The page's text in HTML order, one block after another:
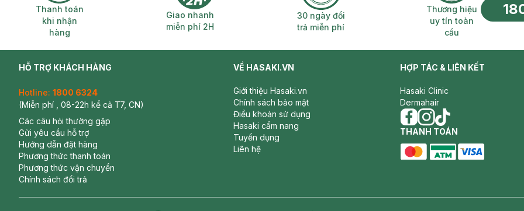
Thanh toán khi nhận hàng
Thanh toán
khi nhận
hàng
Giao nhanh miễn phí 2H
Giao nhanh
miễn phí 2H
30 ngày đổi trả miễn phí
30 ngày đổi
trả miễn phí
Thương hiệu uy
Thương hiệu
uy tín toàn
cầu
HỖ TRỢ KHÁCH HÀNG
Hotline: 1800 6324
(Miễn phí , 08-22h kể cả T7, CN)
Các câu hỏi thường gặp
Gửi yêu cầu hỗ trợ
Hướng dẫn đặt hàng
Phương thức thanh toán
Phương thức vận chuyển
Chính sách đổi trả
VỀ HASAKI.VN
Giới thiệu Hasaki.vn
Chính sách bảo mật
Điều khoản sử dụng
Hasaki cẩm nang
Tuyển dụng
Liên hệ
HỢP TÁC & LIÊN KẾT
Hasaki Clinic
Dermahair
facebook
instagram
tiktok
THANH TOÁN